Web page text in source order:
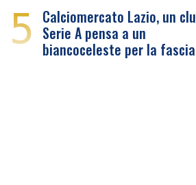
5 Calciomercato Lazio, un
Serie A pensa a un
biancoceleste per la fascia